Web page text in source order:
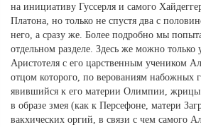
на инициативу Гуссерля и самого
Платона, но только не спустя два с
него, а сразу же. Более подробно мы
отдельном разделе. Здесь же можно только
Аристотеля с его царственным учеником
отцом которого, по верованиям набожных
явившийся к его материи Олимпии, жрицы
в образе змея (как к Персефоне, матери
вакхических оргий, в связи с чем самого